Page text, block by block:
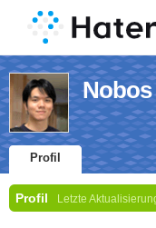
Nobos
Profil
Profil Letzte